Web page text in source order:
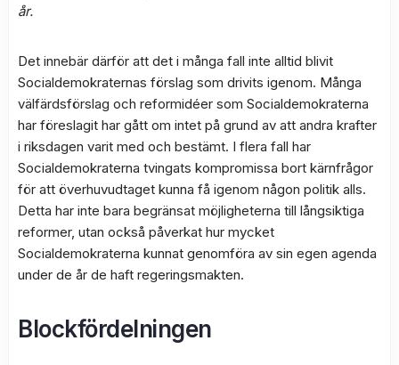
år.
Det innebär därför att det i många fall inte alltid blivit
Socialdemokraternas förslag som drivits igenom. Många
välfärdsförslag och reformidéer som Socialdemokraterna
har föreslagit har gått om intet på grund av att andra krafter
i riksdagen varit med och bestämt. I flera fall har
Socialdemokraterna tvingats kompromissa bort kärnfrågor
för att överhuvudtaget kunna få igenom någon politik alls.
Detta har inte bara begränsat möjligheterna till långsiktiga
reformer, utan också påverkat hur mycket
Socialdemokraterna kunnat genomföra av sin egen agenda
under de år de haft regeringsmakten.
Blockfördelningen